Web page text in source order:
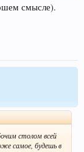
смысле).
столом всей
самое, будешь в